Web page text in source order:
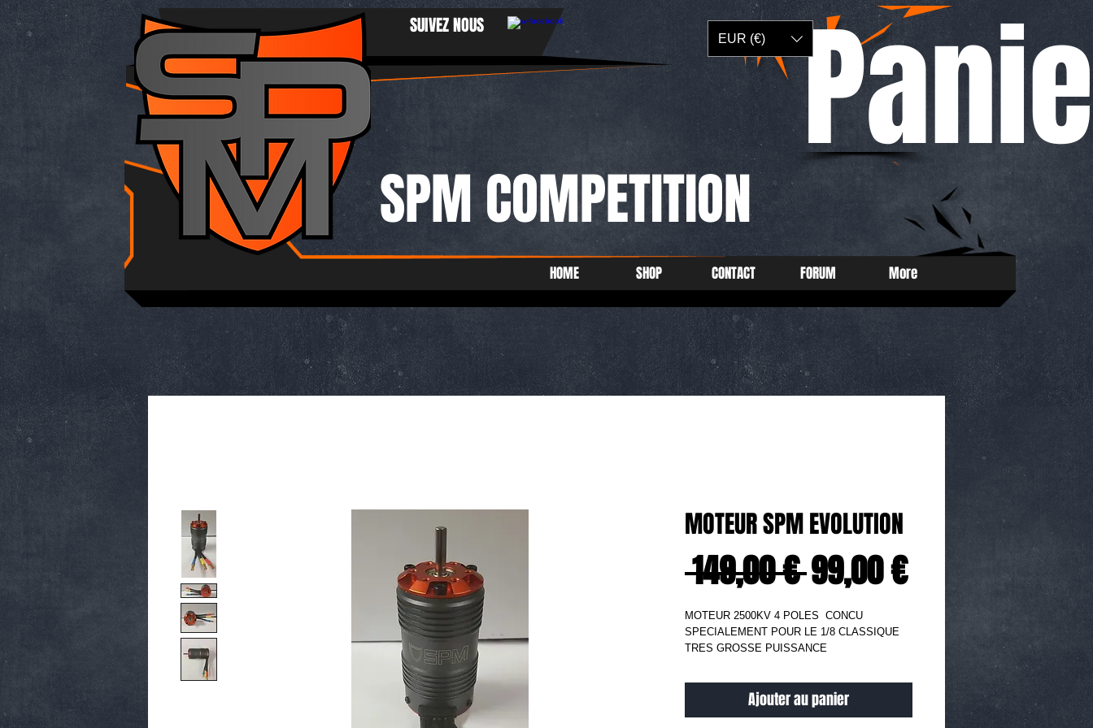
HOME SHOP CONTACT FORUM More
SPM COMPETITION
SUIVEZ NOUS
EUR (€)
MOTEUR SPM EVOLUTION
149,00 € Prix
original
99,00 €Prix
promotionnel
MOTEUR 2500KV 4 POLES  CONCU
SPECIALEMENT POUR LE 1/8 CLASSIQUE
TRES GROSSE PUISSANCE
Ajouter au panier